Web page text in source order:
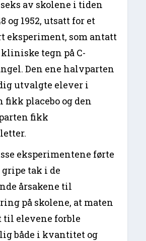
seks av skolene i tiden
og 1952, utsatt for et
eksperiment, som antatt
tegn på C-
Den ene halvparten
utvalgte elever i
fikk placebo og den
fikk
eksperimentene førte
tak i de
årsakene til
på skolene, at maten
til elevene forble
både i kvantitet og